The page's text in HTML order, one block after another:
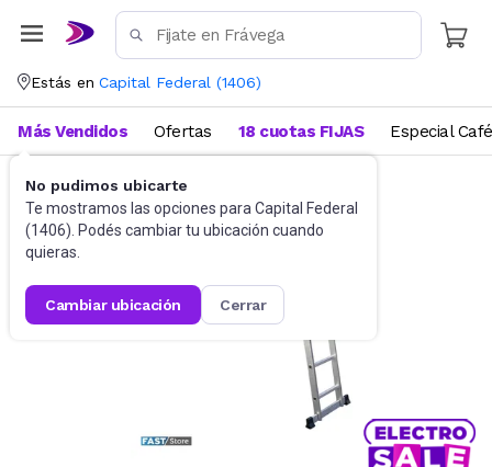
Estás en Capital Federal (1406)
No pudimos ubicarte
Te mostramos las opciones para Capital Federal
(1406). Podés cambiar tu ubicación cuando
quieras.
cambiar ubicación cerrar
Más Vendidos Ofertas 18 cuotas FIJAS Especial Café
Herramientas Escaleras